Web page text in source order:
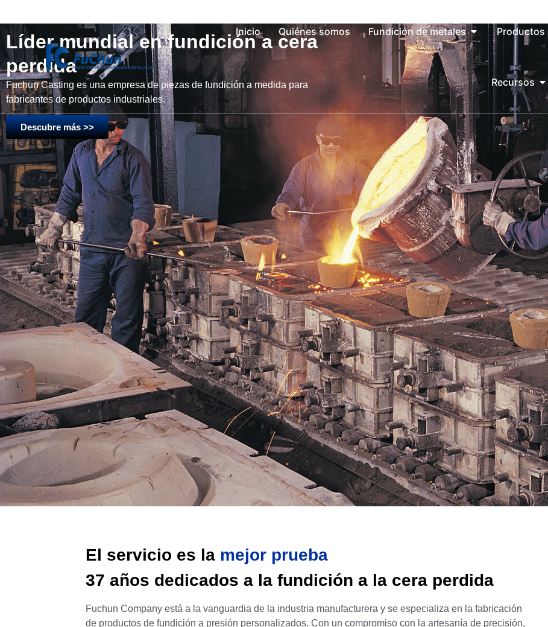
Inicio Quiénes somos Fundición de metales Productos
Recursos
Líder mundial en fundición a cera
perdida
Fuchun Casting es una empresa de piezas de fundición a medida para
fabricantes de productos industriales.
Descubre más >>
El servicio es la mejor prueba
37 años dedicados a la fundición a la cera perdida
Fuchun Company está a la vanguardia de la industria manufacturera y se especializa en la fabricación
de productos de fundición a presión personalizados. Con un compromiso con la artesanía de precisión,